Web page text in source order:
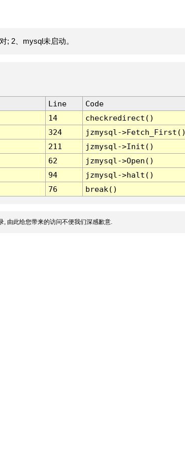
; 2、mysql未启动。
Line
Code
14
checkredirect()
324
jzmysql-
211
jzmysql->Init()
62
jzmysql->Open()
94
jzmysql->halt()
76 break()
由此给您带来的访问不便我们深感歉意.